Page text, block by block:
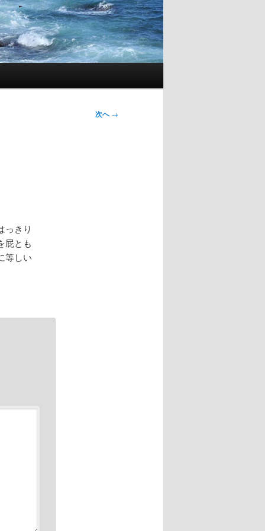
次へ→
っきり
屁とも
等しい